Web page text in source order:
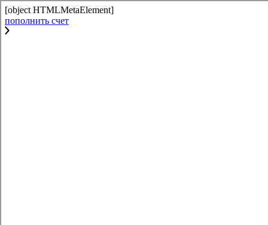
[object HTMLMetaElement]
пополнить счет